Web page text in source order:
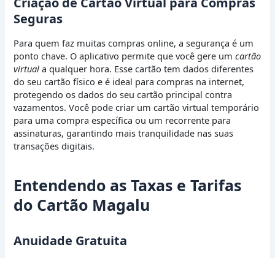
Seguras
Para quem faz muitas compras online, a segurança é um
ponto chave. O aplicativo permite que você gere umcartão
virtual a qualquer hora. Esse cartão tem dados diferentes
do seu cartão físico e é ideal para compras na internet,
protegendo os dados do seu cartão principal contra
vazamentos. Você pode criar um cartão virtual temporário
para uma compra específica ou um recorrente para
assinaturas, garantindo mais tranquilidade nas suas
transações digitais.
Entendendo as Taxas e Tarifas
do Cartão Magalu
Anuidade Gratuita